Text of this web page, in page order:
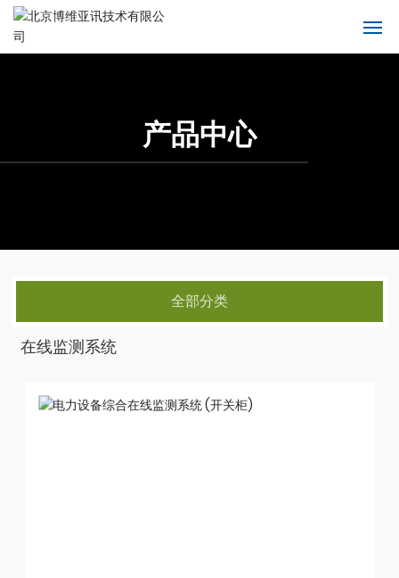
服务支持
产品中心
产品中心
产品中心
全部分类
在线监测系统